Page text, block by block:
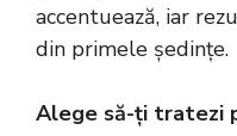
accentuează, iar
din primele ședințe.
Alege să-ți tratezi